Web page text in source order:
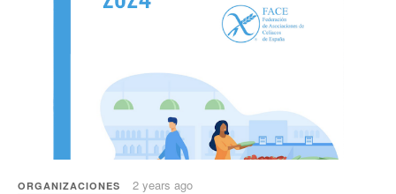
ORGANIZACIONES 2 years ago